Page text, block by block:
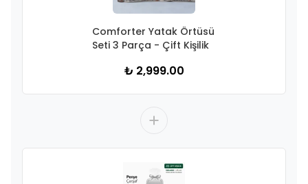
Comforter Yatak Örtüsü
Seti 3 Parça - Çift Kişilik
₺ 2,999.00